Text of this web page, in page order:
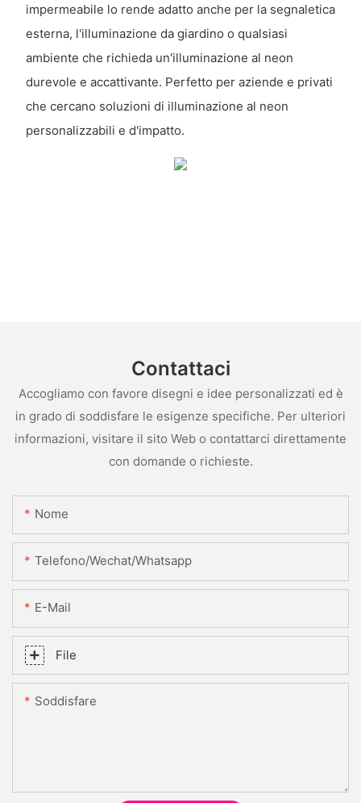
impermeabile lo rende adatto anche per la segnaletica
esterna, l'illuminazione da giardino o qualsiasi
ambiente che richieda un'illuminazione al neon
durevole e accattivante. Perfetto per aziende e privati
​​che cercano soluzioni di illuminazione al neon
personalizzabili e d'impatto.
Contattaci
Accogliamo con favore disegni e idee personalizzati ed è
in grado di soddisfare le esigenze specifiche. Per ulteriori
informazioni, visitare il sito Web o contattarci direttamente
con domande o richieste.
Nome
Telefono/Wechat/Whatsapp
E-Mail
File
Soddisfare